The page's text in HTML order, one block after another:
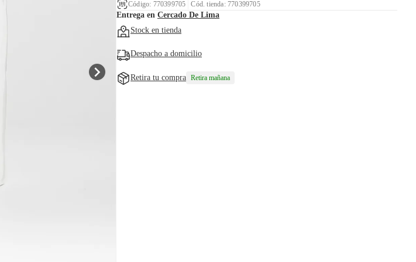
Código: 770399705 Cód. tienda: 770399705
Entrega en Cercado De Lima
Stock en tienda
Despacho a domicilio
Retira tu compra Retira mañana